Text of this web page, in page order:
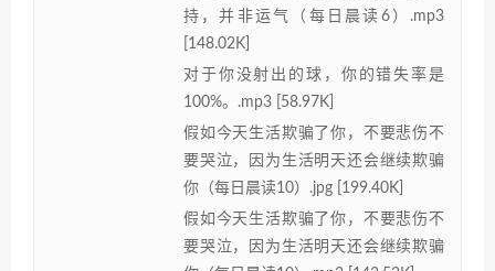
持，并非运气（每日晨读6）.mp3
[148.02K]
对于你没射出的球，你的错失率是
100%。.mp3 [58.97K]
假如今天生活欺骗了你，不要悲伤不
要哭泣，因为生活明天还会继续欺骗
你（每日晨读10）.jpg [199.40K]
假如今天生活欺骗了你，不要悲伤不
要哭泣，因为生活明天还会继续欺骗